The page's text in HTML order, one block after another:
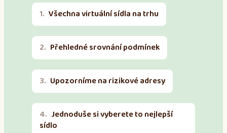
Všechna virtuální sídla na trhu
Přehledné srovnání podmínek
Upozorníme na rizikové adresy
Jednoduše si vyberete to nejlepší
sídlo